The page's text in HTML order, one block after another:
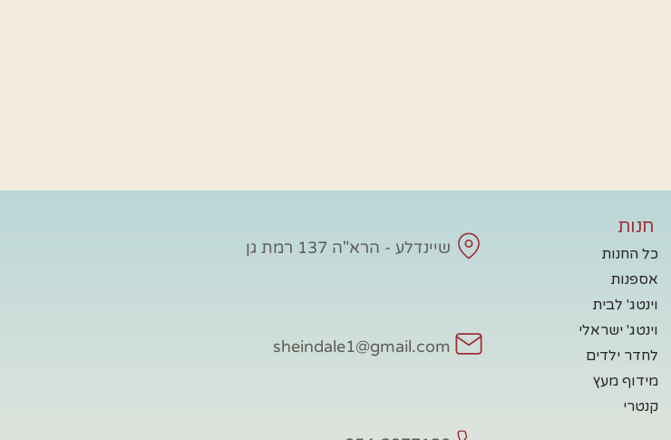
שיינדלע - הרא"ה 137 רמת גן
sheindale1@gmail.com
חנות
כל החנות
אספנות
וינטג' לבית
וינטג' ישראלי
לחדר ילדים
מידוף מעץ
קנטרי